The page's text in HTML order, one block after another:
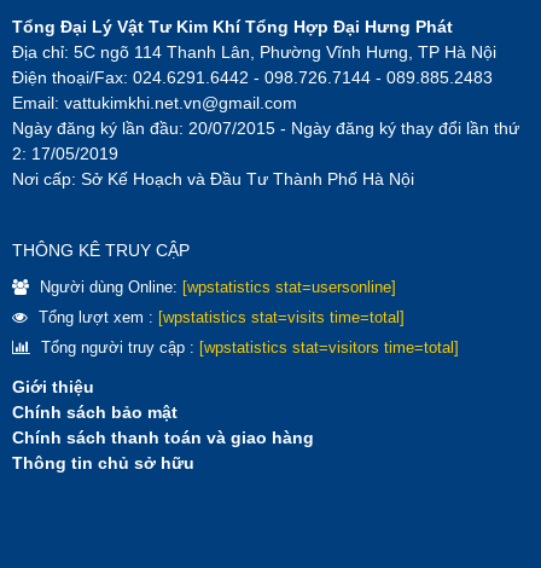
Tổng Đại Lý Vật Tư Kim Khí Tổng Hợp Đại Hưng Phát
Địa chỉ: 5C ngõ 114 Thanh Lân, Phường Vĩnh Hưng, TP Hà Nội
Điện thoại/Fax: 024.6291.6442 - 098.726.7144 - 089.885.2483
Email: vattukimkhi.net.vn@gmail.com
Ngày đăng ký lần đầu: 20/07/2015 - Ngày đăng ký thay đổi lần thứ
2: 17/05/2019
Nơi cấp: Sở Kế Hoạch và Đầu Tư Thành Phố Hà Nội
THÔNG KÊ TRUY CẬP
Người dùng Online: [wpstatistics stat=usersonline]
Tổng lượt xem : [wpstatistics stat=visits time=total]
Tổng người truy cập : [wpstatistics stat=visitors time=total]
Giới thiệu
Chính sách bảo mật
Chính sách thanh toán và giao hàng
Thông tin chủ sở hữu